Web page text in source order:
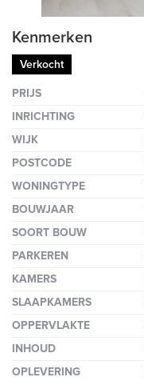
Kenmerken
Verkocht
PRIJS
INRICHTING
WIJK
POSTCODE
WONINGTYPE
BOUWJAAR
SOORT BOUW
PARKEREN
KAMERS
SLAAPKAMERS
OPPERVLAKTE
INHOUD
OPLEVERING